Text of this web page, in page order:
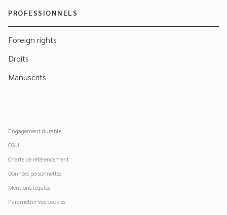
PROFESSIONNELS
Foreign rights
Droits
Manuscrits
Engagement durable
CGU
Charte de référencement
Données personnelles
Mentions légales
Paramétrer vos cookies